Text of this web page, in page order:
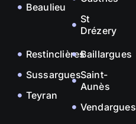
Beaulieu
St
Drézery
Restinclières
Sussargues
Teyran
Baillargues
Saint-
Aunès
Vendargues